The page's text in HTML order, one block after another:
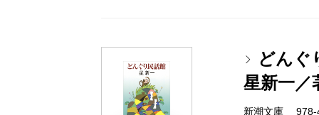
どんぐ
星新一／
新潮文庫